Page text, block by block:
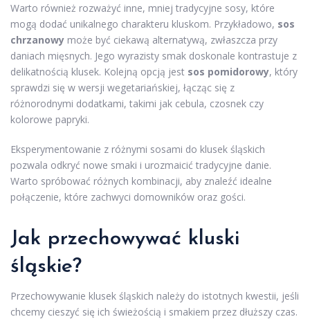
Warto również rozważyć inne, mniej tradycyjne sosy, które
mogą dodać unikalnego charakteru kluskom. Przykładowo, sos
chrzanowy może być ciekawą alternatywą, zwłaszcza przy
daniach mięsnych. Jego wyrazisty smak doskonale kontrastuje z
delikatnością klusek. Kolejną opcją jest sos pomidorowy, który
sprawdzi się w wersji wegetariańskiej, łącząc się z
różnorodnymi dodatkami, takimi jak cebula, czosnek czy
kolorowe papryki.
Eksperymentowanie z różnymi sosami do klusek śląskich
pozwala odkryć nowe smaki i urozmaicić tradycyjne danie.
Warto spróbować różnych kombinacji, aby znaleźć idealne
połączenie, które zachwyci domowników oraz gości.
Jak przechowywać kluski
śląskie?
Przechowywanie klusek śląskich należy do istotnych kwestii, jeśli
chcemy cieszyć się ich świeżością i smakiem przez dłuższy czas.